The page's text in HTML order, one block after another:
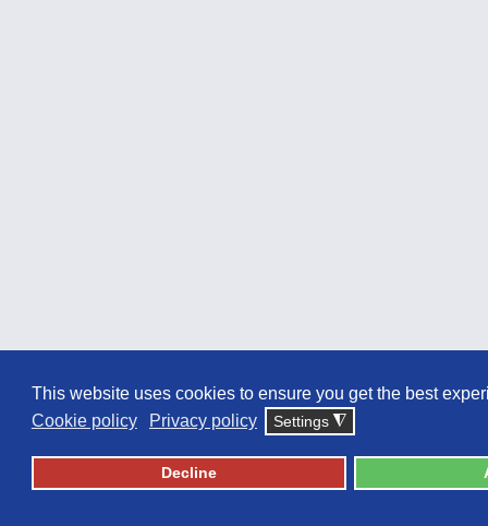
This website uses cookies to ensure you get the best
Cookie policy
Privacy policy Settings ◮
Decline